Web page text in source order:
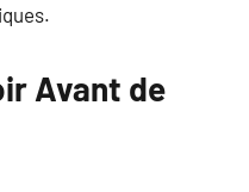
Avant de